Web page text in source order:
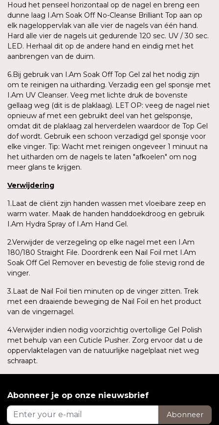
Houd het penseel horizontaal op de nagel en breng een
dunne laag I.Am Soak Off No-Cleanse Brilliant Top aan op
elk nageloppervlak van alle vier de nagels van één hand.
Hard alle vier de nagels uit gedurende 120 sec. UV / 30 sec.
LED. Herhaal dit op de andere hand en eindig met het
aanbrengen van de duim.
6.Bij gebruik van I.Am Soak Off Top Gel zal het nodig zijn
om te reinigen na uitharding. Verzadig een gel sponsje met
I.Am UV Cleanser. Veeg met lichte druk de bovenste
gellaag weg (dit is de plaklaag). LET OP: veeg de nagel niet
opnieuw af met een gebruikt deel van het gelsponsje,
omdat dit de plaklaag zal herverdelen waardoor de Top Gel
dof wordt. Gebruik een schoon verzadigd gel sponsje voor
elke vinger. Tip: Wacht met reinigen ongeveer 1 minuut na
het uitharden om de nagels te laten "afkoelen" om nog
meer glans te krijgen.
Verwijdering
1.Laat de cliënt zijn handen wassen met vloeibare zeep en
warm water. Maak de handen handdoekdroog en gebruik
I.Am Hydra Spray of I.Am Hand Gel.
2.Verwijder de verzegeling op elke nagel met een I.Am
180/180 Straight File. Doordrenk een Nail Foil met I.Am
Soak Off Gel Remover en bevestig de folie stevig rond de
vinger.
3.Laat de Nail Foil tien minuten op de vinger zitten. Trek
met een draaiende beweging de Nail Foil en het product
van de vingernagel.
4.Verwijder indien nodig voorzichtig overtollige Gel Polish
met behulp van een Cuticle Pusher. Zorg ervoor dat u de
oppervlaktelagen van de natuurlijke nagelplaat niet weg
schraapt.
Abonneer je op onze nieuwsbrief
Abonneer